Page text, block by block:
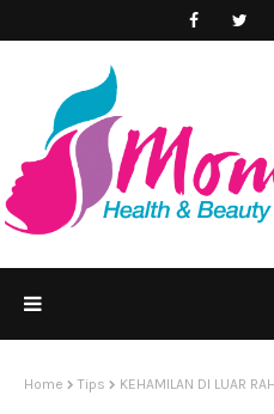
Home Tips KEHAMILAN DI LUAR